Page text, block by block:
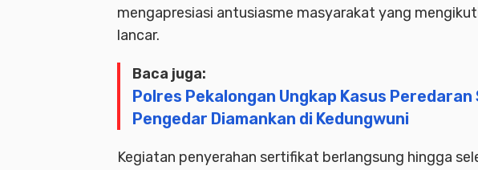
mengapresiasi antusiasme masyarakat yang
lancar.
Baca juga:
Polres Pekalongan Ungkap Kasus Peredaran
Pengedar Diamankan di Kedungwuni
Kegiatan penyerahan sertifikat berlangsung hingga